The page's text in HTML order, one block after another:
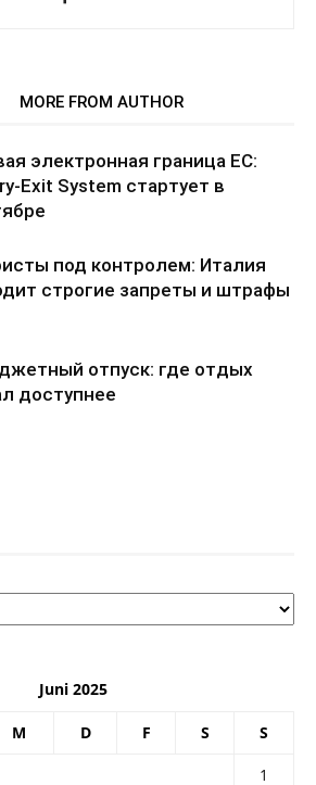
MORE FROM AUTHOR
электронная граница ЕС:
Exit System стартует в
под контролем: Италия
строгие запреты и штрафы
отпуск: где отдых
доступнее
Juni 2025
M D F S S
1